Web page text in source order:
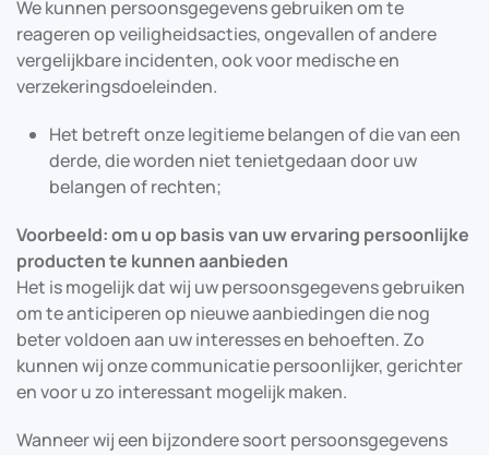
We kunnen persoonsgegevens gebruiken om te
reageren op veiligheidsacties, ongevallen of andere
vergelijkbare incidenten, ook voor medische en
verzekeringsdoeleinden.
Het betreft onze legitieme belangen of die van een
derde, die worden niet tenietgedaan door uw
belangen of rechten;
Voorbeeld: om u op basis van uw ervaring persoonlijke
producten te kunnen aanbieden
Het is mogelijk dat wij uw persoonsgegevens gebruiken
om te anticiperen op nieuwe aanbiedingen die nog
beter voldoen aan uw interesses en behoeften. Zo
kunnen wij onze communicatie persoonlijker, gerichter
en voor u zo interessant mogelijk maken.
Wanneer wij een bijzondere soort persoonsgegevens